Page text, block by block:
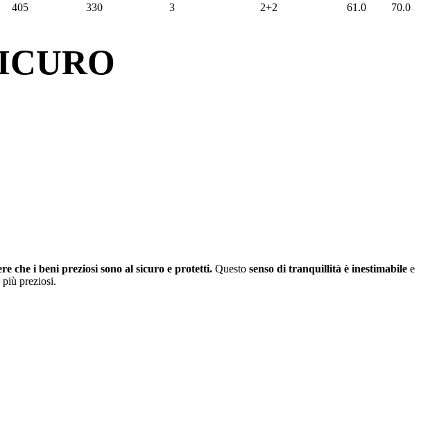
405 330 3 2+2 61.0 70.0
che i beni preziosi sono al sicuro e protetti. Questo senso di tranquillità è inestimabile e
preziosi.